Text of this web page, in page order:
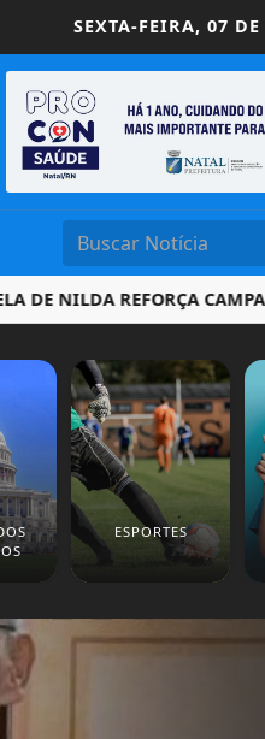
SEXTA-FEIRA, 07 DE
REFORÇA CAMPANHA
ESPORTES